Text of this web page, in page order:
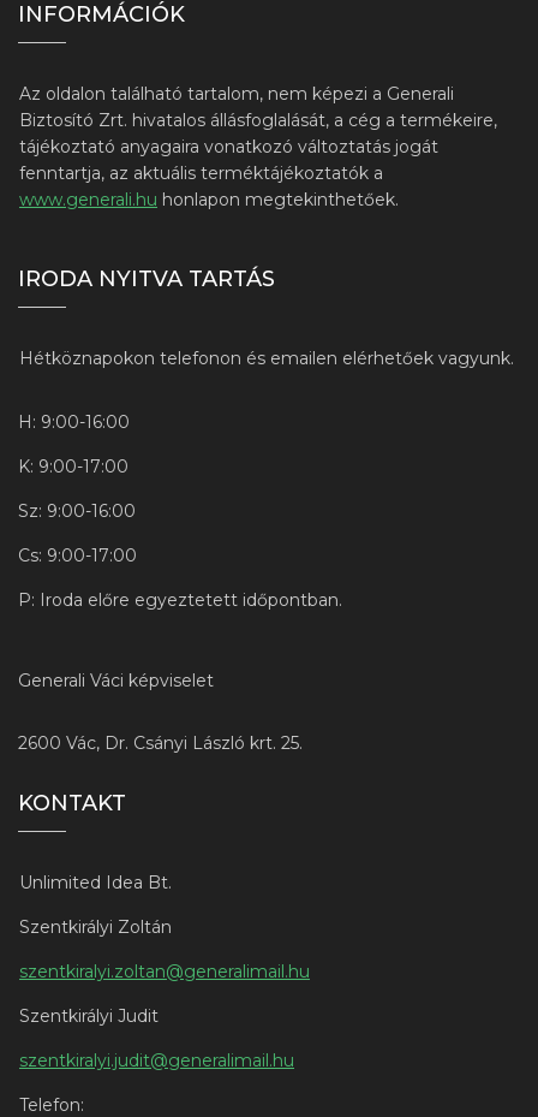
INFORMÁCIÓK
Az oldalon található tartalom, nem képezi a Generali
Biztosító Zrt. hivatalos állásfoglalását, a cég a termékeire,
tájékoztató anyagaira vonatkozó változtatás jogát
fenntartja, az aktuális terméktájékoztatók a
www.generali.hu honlapon megtekinthetőek.
IRODA NYITVA TARTÁS
Hétköznapokon telefonon és emailen elérhetőek vagyunk.
H: 9:00-16:00
K: 9:00-17:00
Sz: 9:00-16:00
Cs: 9:00-17:00
P: Iroda előre egyeztetett időpontban.
Generali Váci képviselet
2600 Vác, Dr. Csányi László krt. 25.
KONTAKT
Unlimited Idea Bt.
Szentkirályi Zoltán
szentkiralyi.zoltan@generalimail.hu
Szentkirályi Judit
szentkiralyi.judit@generalimail.hu
Telefon: